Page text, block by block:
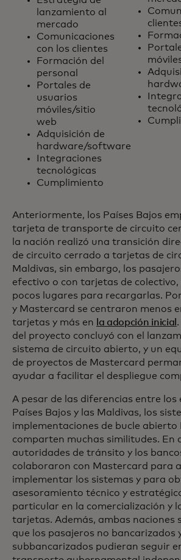
lanzamiento al
mercado
Comunicaciones
con los clientes
Formación del
personal
Portales de
usuarios
móviles/sitio
web
Adquisición de
hardware/software
Integraciones
tecnológicas
Cumplimiento
Anteriormente, los Países Bajos
tarjeta de transporte de circuito
la nación realizó una transición
de circuito cerrado a tarjetas de
Maldivas, sin embargo, los
efectivo o con tarjetas de colectivo,
pocos lugares para recargarlas.
y Mastercard se centraron menos
tarjetas y más en
la adopción inicial
del proyecto concluyó con el
sistema de circuito abierto, y un
de proyectos de Mastercard
ayudar a facilitar el despliegue
A pesar de las diferencias entre los
Países Bajos y las Maldivas, los
implementaciones de bucle abierto
comparten muchas similitudes. En
autoridades de tránsito y los
colaboraron con Mastercard para
implementar los sistemas y para
asesoramiento técnico y
particular en la comercialización y
tarjetas. Además, ambas naciones
que los pasajeros no bancarizados
subbancarizados pudieran seguir